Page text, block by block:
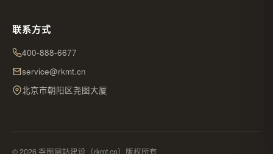
联系方式
400-888-6677
service@rkmt.cn
北京市朝阳区尧图大厦
© 2026 尧图网站建设（rkmt.cn）版权所有